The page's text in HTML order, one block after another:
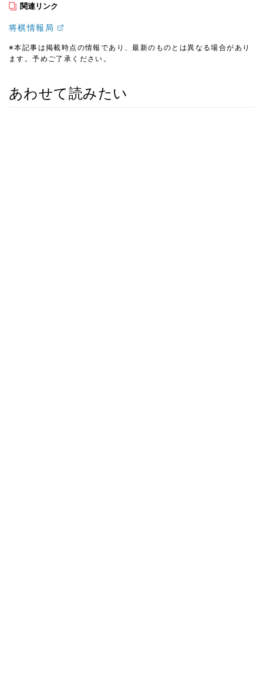
関連リンク
将棋情報局
※本記事は掲載時点の情報であり、最新のものとは異なる場合があり
ます。予めご了承ください。
あわせて読みたい